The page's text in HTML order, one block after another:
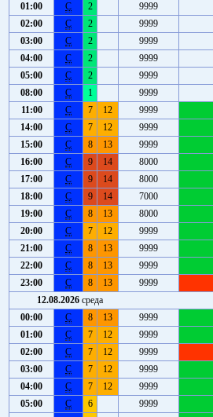
01:00
С 2 9999
02:00
С 2 9999
03:00
С 2 9999
04:00
С 2 9999
05:00
С 2 9999
08:00
С 1 9999
11:00
С 7 12 9999
14:00
С 7 12 9999
15:00
С 8 13 9999
16:00
С 9 14 8000
17:00
С 9 14 8000
18:00
С 9 14 7000
19:00
С 8 13 8000
20:00
С 7 12 9999
21:00
С 8 13 9999
22:00
С 8 13 9999
23:00
С 8 13 9999
12.08.2026 среда
00:00
С 8 13 9999
01:00
С 7 12 9999
02:00
С 7 12 9999
03:00
С 7 12 9999
04:00
С 7 12 9999
05:00
С 6 9999